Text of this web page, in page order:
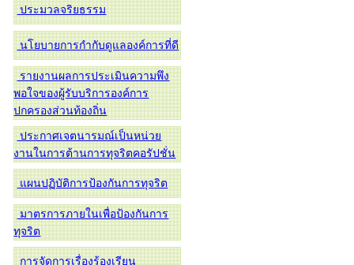
ประมวลจริยธรรม
นโยบายการกำกับดูแลองค์การที่ดี
รายงานผลการประเมินความพึง
พอใจของผู้รับบริการองค์การ
ปกครองส่วนท้องถิ่น
ประกาศเจตนารมณ์เป็นหน่วย
งานในการต้านการทุจริตคอรัปชั่น
แผนปฏิบัติการป้องกันการทุจริต
มาตรการภายในเพื่อป้องกันการ
ทุจริต
การจัดการเรื่องร้องเรียน